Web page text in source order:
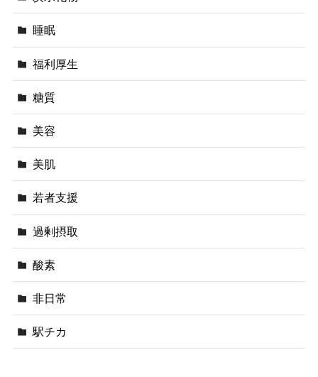
睡眠
福利厚生
糖質
美容
美肌
若者支援
過剰摂取
酸素
非日常
駅チカ